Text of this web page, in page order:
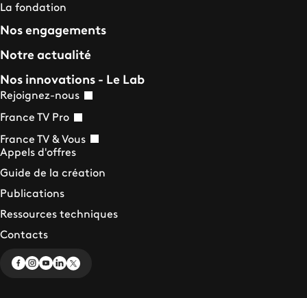
La fondation
Nos engagements
Notre actualité
Nos innovations - Le Lab
Rejoignez-nous
France TV Pro
France TV & Vous
Appels d'offres
Guide de la création
Publications
Ressources techniques
Contacts